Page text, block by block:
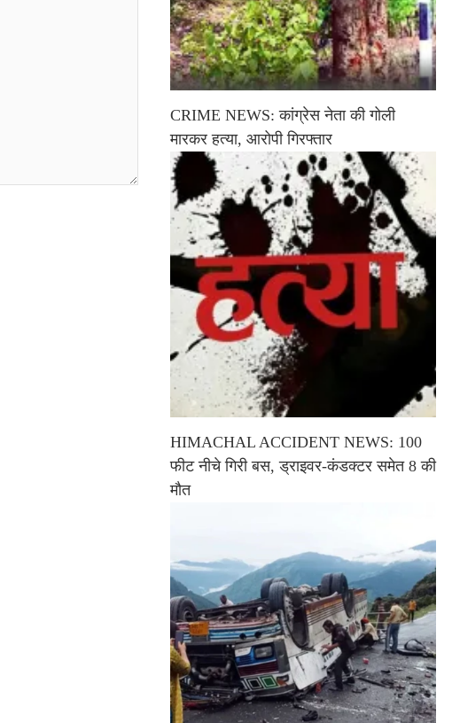
CRIME NEWS: कांग्रेस नेता की गोली
मारकर हत्या, आरोपी गिरफ्तार
HIMACHAL ACCIDENT NEWS: 100
फीट नीचे गिरी बस, ड्राइवर-कंडक्टर समेत 8 की
मौत